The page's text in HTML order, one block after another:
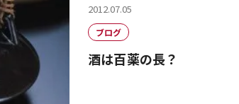
2012.07.05
ブログ
酒は百薬の長？